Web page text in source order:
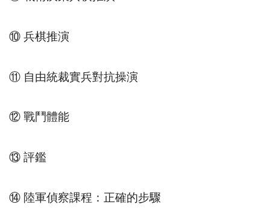
⑩ 兵棋推演
⑪ 自由統裁實兵對抗操演
⑫ 戰鬥體能
⑬ 評鑑
⑭ 陸軍偵察課程：正確的步驟